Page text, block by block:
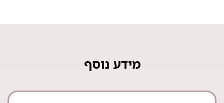
מידע נוסף